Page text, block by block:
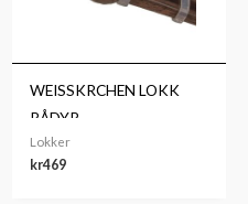
WEISSKRCHEN LOKK
RÅDYR
Lokker
kr469